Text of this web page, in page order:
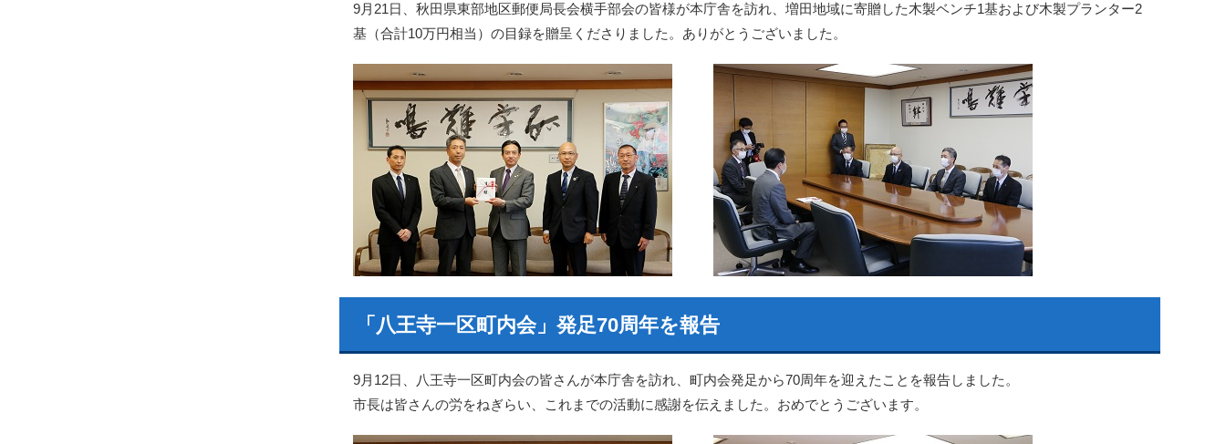
9月21日、秋田県東部地区郵便局長会横手部会の皆様が本庁舎を訪れ、増田地域に寄贈した木製ベンチ1基および木製プランター2
基（合計10万円相当）の目録を贈呈くださりました。ありがとうございました。
「八王寺一区町内会」発足70周年を報告
9月12日、八王寺一区町内会の皆さんが本庁舎を訪れ、町内会発足から70周年を迎えたことを報告しました。
市長は皆さんの労をねぎらい、これまでの活動に感謝を伝えました。おめでとうございます。